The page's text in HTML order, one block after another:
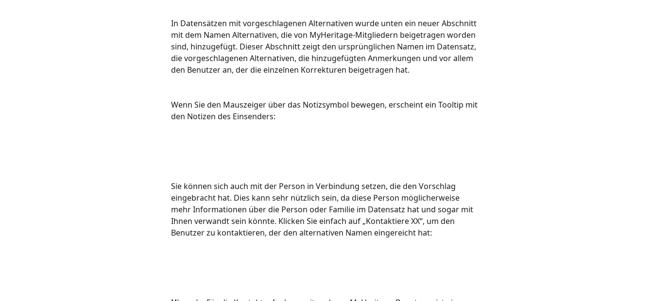
In Datensätzen mit vorgeschlagenen Alternativen wurde unten ein neuer Abschnitt
mit dem Namen Alternativen, die von MyHeritage-Mitgliedern beigetragen worden
sind, hinzugefügt. Dieser Abschnitt zeigt den ursprünglichen Namen im Datensatz,
die vorgeschlagenen Alternativen, die hinzugefügten Anmerkungen und vor allem
den Benutzer an, der die einzelnen Korrekturen beigetragen hat.
Wenn Sie den Mauszeiger über das Notizsymbol bewegen, erscheint ein Tooltip mit
den Notizen des Einsenders:
Sie können sich auch mit der Person in Verbindung setzen, die den Vorschlag
eingebracht hat. Dies kann sehr nützlich sein, da diese Person möglicherweise
mehr Informationen über die Person oder Familie im Datensatz hat und sogar mit
Ihnen verwandt sein könnte. Klicken Sie einfach auf „Kontaktiere XX“, um den
Benutzer zu kontaktieren, der den alternativen Namen eingereicht hat: